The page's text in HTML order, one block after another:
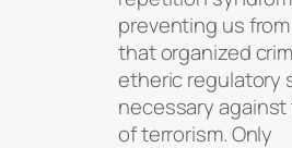
preventing us
that organized
etheric regulatory
necessary against
of terrorism. Only